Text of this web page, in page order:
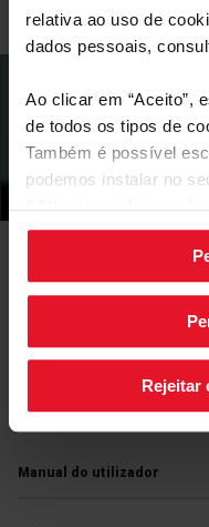
relativa ao uso de
dados pessoais,
Ao clicar em “Aceito”,
de todos os tipos de
Também é possível
podemos instalar no
“Alterar
As suas
qualquer momento,
no canto inferior direito
Rejeitar
Mais
Temporizador
Manuais e
Manual do utilizador